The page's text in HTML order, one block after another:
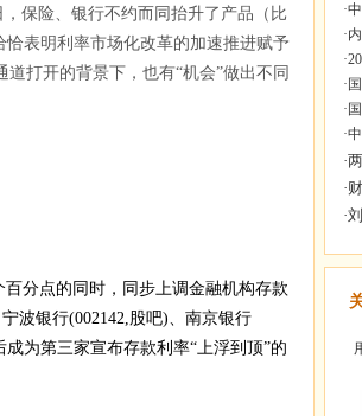
保险、银行不约而同抬升了产品（比
表明利率市场化改革的加速推进赋予
打开的背景下，也有“机会”做出不同
分点的同时，同步上调金融机构存款
波银行(002142,股吧)、南京银行
为第三家宣布存款利率“上浮到顶”的
·
·
·
·
·
·